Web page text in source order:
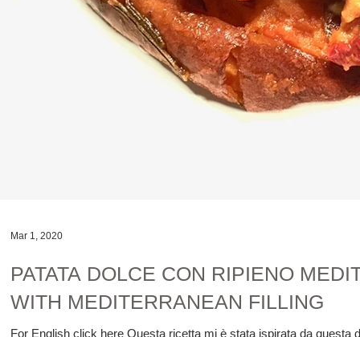
PATATA DOLCE CON RIPIENO
WITH MEDITERRANEAN FILLING
For English click here Questa ricetta mi è stata ispirata da
Mar 1, 2020